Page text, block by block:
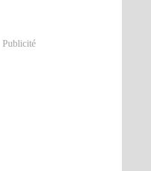
Publicité